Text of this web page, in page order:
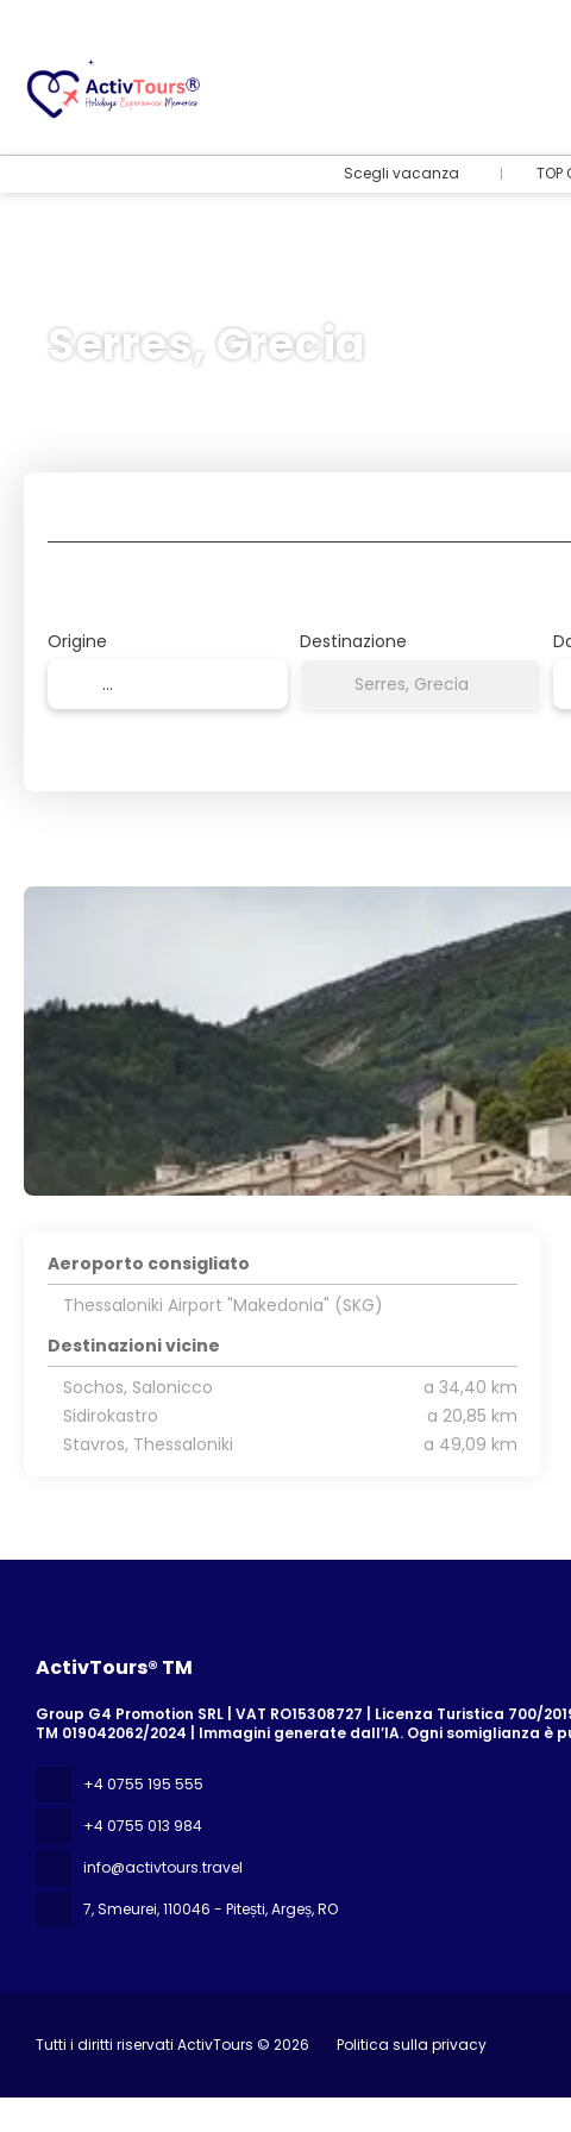
Scegli vacanza TOP
Serres, Grecia
Origine Destinazione
Aeroporto consigliato
Thessaloniki Airport "Makedonia" (SKG)
Destinazioni vicine
Sochos, Salonicco
a 34,40 km
Sidirokastro
a 20,85 km
Stavros, Thessaloniki
a 49,09 km
ActivTours® TM
Group G4 Promotion SRL | VAT RO15308727 | Licenza Turistica 700/
TM 019042062/2024 | Immagini generate dall’IA. Ogni somiglianza è
+4 0755 195 555
+4 0755 013 984
info@activtours.travel
7, Smeurei, 110046 - Pitești, Argeș, RO
Tutti i diritti riservati ActivTours © 2026 Politica sulla privacy